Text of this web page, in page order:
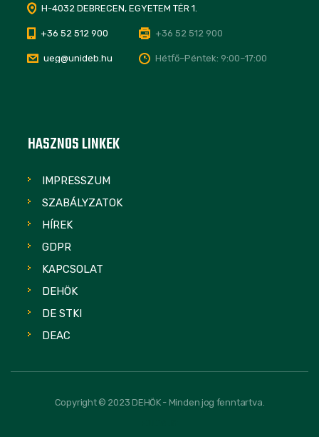
H-4032 DEBRECEN, EGYETEM TÉR 1.
+36 52 512 900 +36 52 512 900
ueg@unideb.hu Hétfő–Péntek: 9:00–17:00
HASZNOS LINKEK
IMPRESSZUM
SZABÁLYZATOK
HÍREK
GDPR
KAPCSOLAT
DEHÖK
DE STKI
DEAC
Copyright © 2023 DEHÖK - Minden jog fenntartva.